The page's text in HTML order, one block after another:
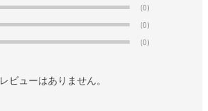
(0)
(0)
(0)
レビューはありません。